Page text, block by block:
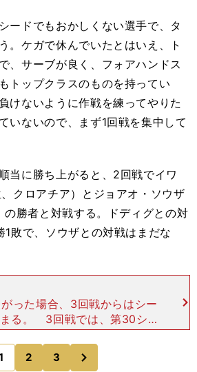
ードでもおかしくない選手で、タ
。ケガで休んでいたとはいえ、ト
、サーブが良く、フォアハンドス
トップクラスのものを持ってい
けないように作戦を練ってやりた
いないので、まず1回戦を集中して
当に勝ち上がると、2回戦でイワ
クロアチア）とジョアオ・ソウザ
の勝者と対戦する。ドディグとの対
敗で、ソウザとの対戦はまだな
った場合、3回戦からはシー
まる。 3回戦では、第30シー
ルド（32位、コロンビア）
、過去の成績は錦織の6勝1
敗。4回戦で
2 3